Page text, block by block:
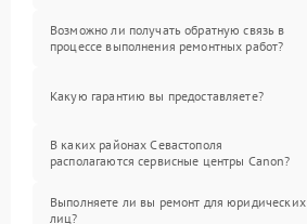
Возможно ли получать обратную связь в
процессе выполнения ремонтных работ?
Какую гарантию вы предоставляете?
В каких районах Севастополя
располагаются сервисные центры Canon?
Выполняете ли вы ремонт для юридических
лиц?